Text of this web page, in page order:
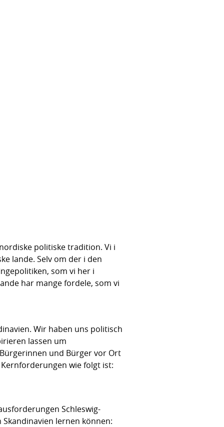
politiske tradition. Vi i
lande. Selv om der i den
som vi her i
har mange fordele, som vi
Wir haben uns politisch
lassen um
und Bürger vor Ort
wie folgt ist:
Schleswig-
lernen können: